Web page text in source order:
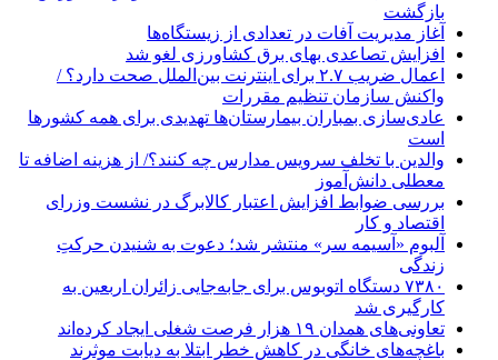
بازگشت
آغاز مدیریت آفات در تعدادی از زیستگاه‌ها
افزایش تصاعدی بهای برق کشاورزی لغو شد
اعمال ضریب ۲.۷ برای اینترنت بین‌الملل صحت دارد؟ /
واکنش سازمان تنظیم مقررات
عادی‌سازی بمباران بیمارستان‌ها تهدیدی برای همه کشورها
است
والدین با تخلف سرویس مدارس چه کنند؟/ از هزینه اضافه تا
معطلی دانش‌آموز
بررسی ضوابط افزایش اعتبار کالابرگ در نشست وزرای
اقتصاد و کار
آلبوم «آسیمه سر» منتشر شد؛ دعوت به شنیدن حرکتِ
زندگی
۷۳۸۰ دستگاه اتوبوس برای جابه‌جایی زائران اربعین به‌
کارگیری شد
تعاونی‌های همدان ۱۹ هزار فرصت شغلی ایجاد کرده‌اند
باغچه‌های خانگی در کاهش خطر ابتلا به دیابت موثرند